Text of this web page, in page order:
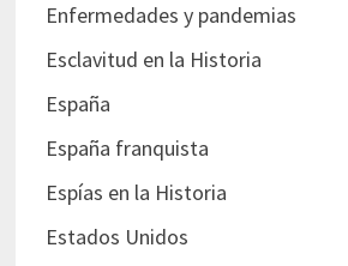
Enfermedades y pandemias
Esclavitud en la Historia
España
España franquista
Espías en la Historia
Estados Unidos